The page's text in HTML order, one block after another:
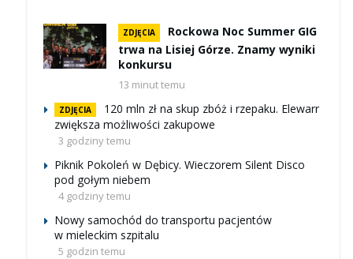
ZDJĘCIA
Rockowa Noc Summer GIG
trwa na Lisiej Górze. Znamy wyniki
konkursu
13 minut temu
ZDJĘCIA
120 mln zł na skup zbóż i rzepaku. Elewarr
zwiększa możliwości zakupowe
3 godziny temu
Piknik Pokoleń w Dębicy. Wieczorem Silent Disco
pod gołym niebem
4 godziny temu
Nowy samochód do transportu pacjentów
w mieleckim szpitalu
5 godzin temu